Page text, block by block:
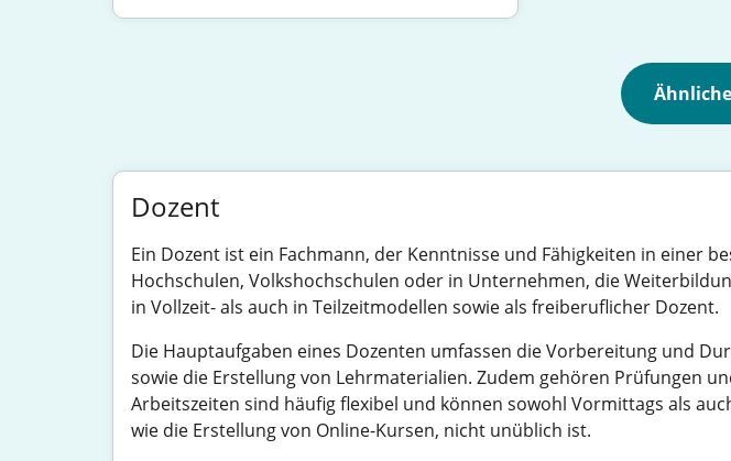
Dozent
Ein Dozent ist ein Fachmann, der Kenntnisse und Fähigkeiten in einer
Hochschulen, Volkshochschulen oder in Unternehmen, die
in Vollzeit- als auch in Teilzeitmodellen sowie als freiberuflicher Dozent.
Die Hauptaufgaben eines Dozenten umfassen die Vorbereitung und
sowie die Erstellung von Lehrmaterialien. Zudem gehören Prüfungen
Arbeitszeiten sind häufig flexibel und können sowohl Vormittags als
wie die Erstellung von Online-Kursen, nicht unüblich ist.